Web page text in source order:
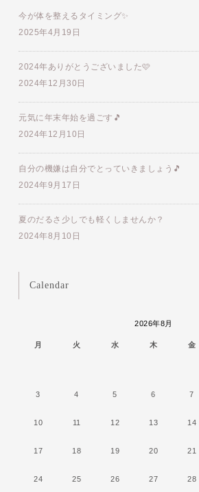
今が体を整えるタイミング✨
2025年4月19日
2024年ありがとうございました🩷
2024年12月30日
元気に年末年始を過ごす🎵
2024年12月10日
自分の機嫌は自分でとっていきましょう🎵
2024年9月17日
夏のだるさ少しでも軽くしませんか？
2024年8月10日
Calendar
2026年8月
月 火 水 木 金
3 4 5 6 7
10 11 12 13 14
17 18 19 20 21
24 25 26 27 28